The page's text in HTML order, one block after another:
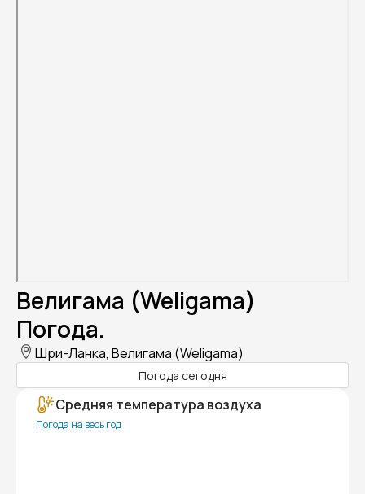
Велигама (Weligama)
Погода.
Шри-Ланка, Велигама (Weligama)
Погода сегодня
Средняя температура воздуха
Погода на весь год